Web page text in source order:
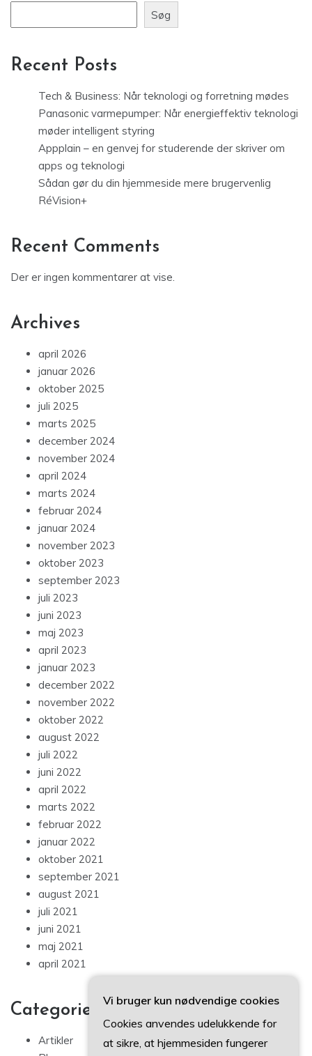
Søg
Recent Posts
Tech & Business: Når teknologi og forretning mødes
Panasonic varmepumper: Når energieffektiv teknologi
møder intelligent styring
Appplain – en genvej for studerende der skriver om
apps og teknologi
Sådan gør du din hjemmeside mere brugervenlig
RéVision+
Recent Comments
Der er ingen kommentarer at vise.
Archives
april 2026
januar 2026
oktober 2025
juli 2025
marts 2025
december 2024
november 2024
april 2024
marts 2024
februar 2024
januar 2024
november 2023
oktober 2023
september 2023
juli 2023
juni 2023
maj 2023
april 2023
januar 2023
december 2022
november 2022
oktober 2022
august 2022
juli 2022
juni 2022
april 2022
marts 2022
februar 2022
januar 2022
oktober 2021
september 2021
august 2021
juli 2021
juni 2021
maj 2021
april 2021
Categories
Artikler
Vi bruger kun nødvendige cookies
Cookies anvendes udelukkende for
at sikre, at hjemmesiden fungerer